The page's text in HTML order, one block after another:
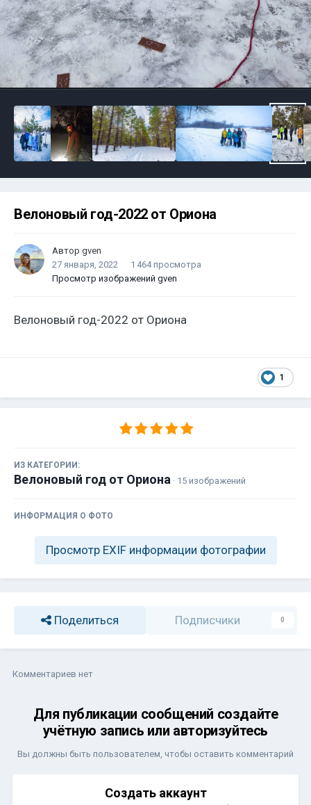
Велоновый год-2022 от Ориона
Автор gven
27 января, 2022
1 464 просмотра
Просмотр изображений gven
Велоновый год-2022 от Ориона
1
ИЗ КАТЕГОРИИ:
Велоновый год от Ориона · 15 изображений
ИНФОРМАЦИЯ О ФОТО
Просмотр EXIF информации фотографии
Поделиться Подписчики 0
Комментариев нет
Для публикации сообщений создайте
учётную запись или авторизуйтесь
Вы должны быть пользователем, чтобы оставить комментарий
Создать аккаунт